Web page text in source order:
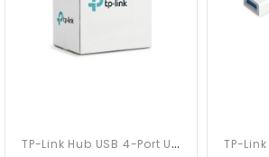
T
P-Link Hub USB 4-Port UH400